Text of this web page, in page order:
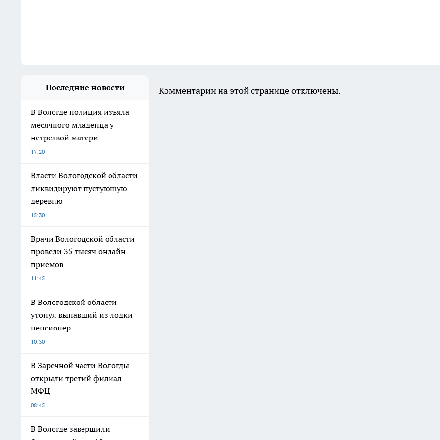
Последние новости
В Вологде полиция изъяла
месячного младенца у
нетрезвой матери
17:20
Власти Вологодской области
ликвидируют пустующую
деревню
15:30
Врачи Вологодской области
провели 35 тысяч онлайн-
приемов
11:45
В Вологодской области
утонул выпавший из лодки
пенсионер
10:30
В Заречной части Вологды
открыли третий филиал
МФЦ
08:45
В Вологде завершили
Комментарии на этой странице отключены.